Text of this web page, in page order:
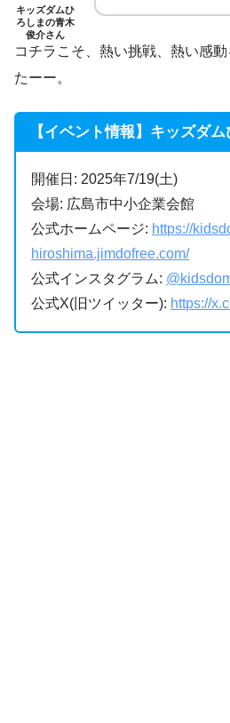
キッズダムひ
ろしまの青木
俊介さん
コチラこそ、熱い挑戦、熱い感
たーー。
【イベント情報】キッズダ
開催日: 2025年7/19(土)
会場: 広島市中小企業会館
公式ホームページ: https://
hiroshima.jimdofree.com/
公式インスタグラム:
公式X(旧ツイッター): https://